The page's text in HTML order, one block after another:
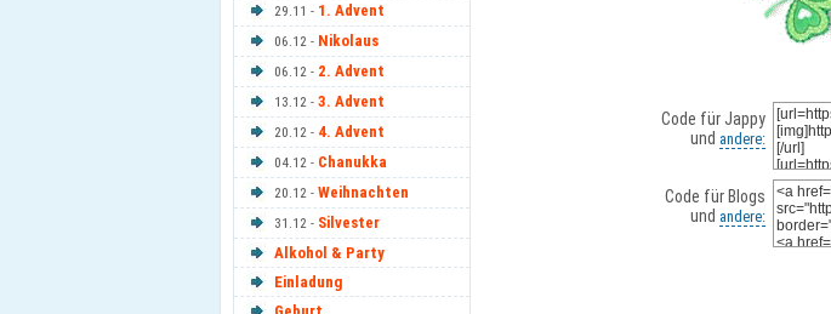
29.11 - 1. Advent
06.12 - Nikolaus
06.12 - 2. Advent
13.12 - 3. Advent
20.12 - 4. Advent
04.12 - Chanukka
20.12 - Weihnachten
31.12 - Silvester
Alkohol & Party
Einladung
Code für Jappy
und andere:
Code für Blogs
und andere: